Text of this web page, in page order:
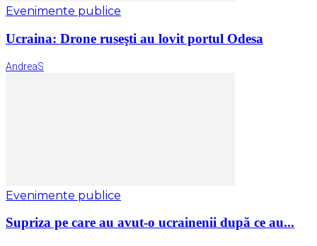
Evenimente publice
​Ucraina: Drone ruseşti au lovit portul Odesa
AndreaS
Evenimente publice
Supriza pe care au avut-o ucrainenii după ce au...